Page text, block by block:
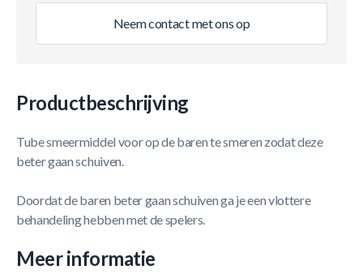
Neem contact met ons op
Productbeschrijving
Tube smeermiddel voor op de baren te smeren zodat deze
beter gaan schuiven.
Doordat de baren beter gaan schuiven ga je een vlottere
behandeling hebben met de spelers.
Meer informatie